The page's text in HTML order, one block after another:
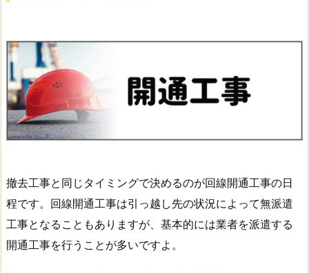
撤去工事と同じタイミングで決めるのが回線開通工事の日
程です。回線開通工事は引っ越し先の状況によって無派遣
工事となることもありますが、基本的には業者を派遣する
開通工事を行うことが多いですよ。